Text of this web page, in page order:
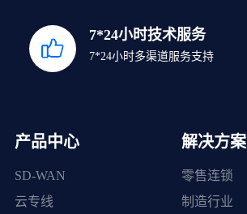
7*24小时技术服务
7*24小时多渠道服务支持
产品中心
SD-WAN
云专线
解决方案
零售连锁
制造行业